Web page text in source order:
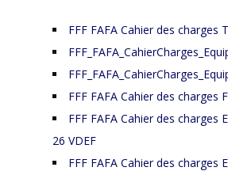
FFF FAFA Cahier des charges
FFF FAFA Cahier des charges
FFF FAFA Cahier des charges
26 VDEF
FFF FAFA Cahier des charges